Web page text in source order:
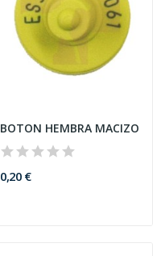
BOTON HEMBRA MACIZO
0,20 €